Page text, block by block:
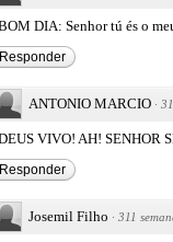
DIA: Senhor tú és o
Responder
ANTONIO MARCIO ·
VIVO! AH! SENHOR
Responder
Josemil Filho · 311